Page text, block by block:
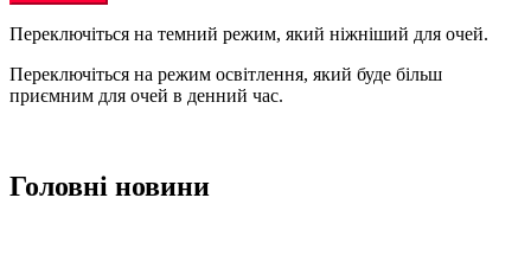
Переключіться на темний режим, який ніжніший для очей.
Переключіться на режим освітлення, який буде більш
приємним для очей в денний час.
Головні новини